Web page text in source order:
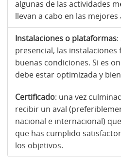
algunas de las actividades
llevan a cabo en las
Instalaciones o plataformas:
presencial, las instalaciones
buenas condiciones. Si es
debe estar optimizada y
Certificado: una vez
recibir un aval
nacional e internacional)
que has cumplido
los objetivos.